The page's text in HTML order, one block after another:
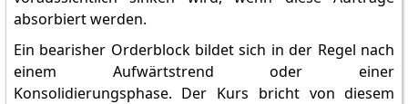
absorbiert werden.
Ein bearisher Orderblock bildet sich in der Regel nach
einem Aufwärtstrend oder einer
Konsolidierungsphase. Der Kurs bricht von diesem